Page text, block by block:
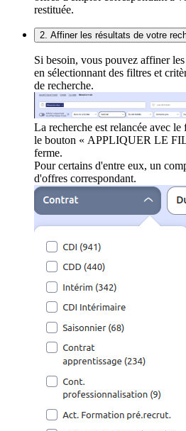
restituée.
2. Affiner les résultats de votre
Si besoin, vous pouvez affiner
en sélectionnant des filtres et
de recherche.
La recherche est relancée avec
le bouton « APPLIQUER LE
ferme.
Pour certains d'entre eux, un
d'offres correspondant.